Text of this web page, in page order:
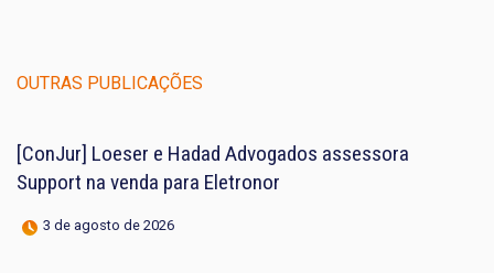
OUTRAS PUBLICAÇÕES
[ConJur] Loeser e Hadad Advogados assessora
Support na venda para Eletronor
3 de agosto de 2026